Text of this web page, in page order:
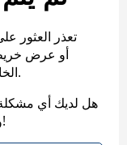
تعذر العثور
الخاصة بنا لمساعدتك في العثور على ما تريد.
هل لديك أي مشكلة
وسنعاود التواصل معك. شكرًا على صبرك!